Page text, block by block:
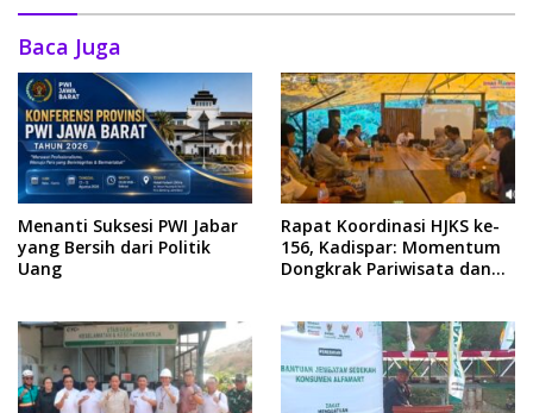
Baca Juga
Menanti Suksesi PWI Jabar
yang Bersih dari Politik
Uang
Rapat Koordinasi HJKS ke-
156, Kadispar: Momentum
Dongkrak Pariwisata dan